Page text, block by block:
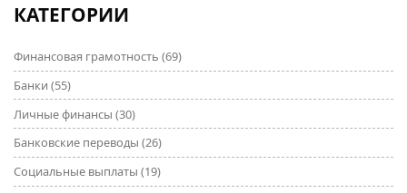
КАТЕГОРИИ
Финансовая грамотность (69)
Банки (55)
Личные финансы (30)
Банковские переводы (26)
Социальные выплаты (19)